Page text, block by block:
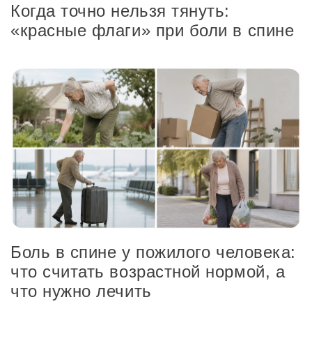
Когда точно нельзя тянуть:
«красные флаги» при боли в спине
Боль в спине у пожилого человека:
что считать возрастной нормой, а
что нужно лечить